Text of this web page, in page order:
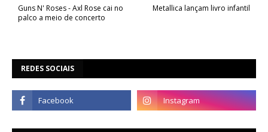
Metallica lançam livro infantil
Guns N' Roses - Axl Rose cai no
palco a meio de concerto
REDES SOCIAIS